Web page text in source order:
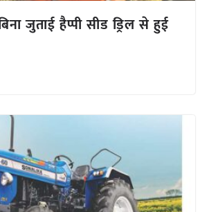
जुताई हैप्पी सीड ड्रिल से हुई